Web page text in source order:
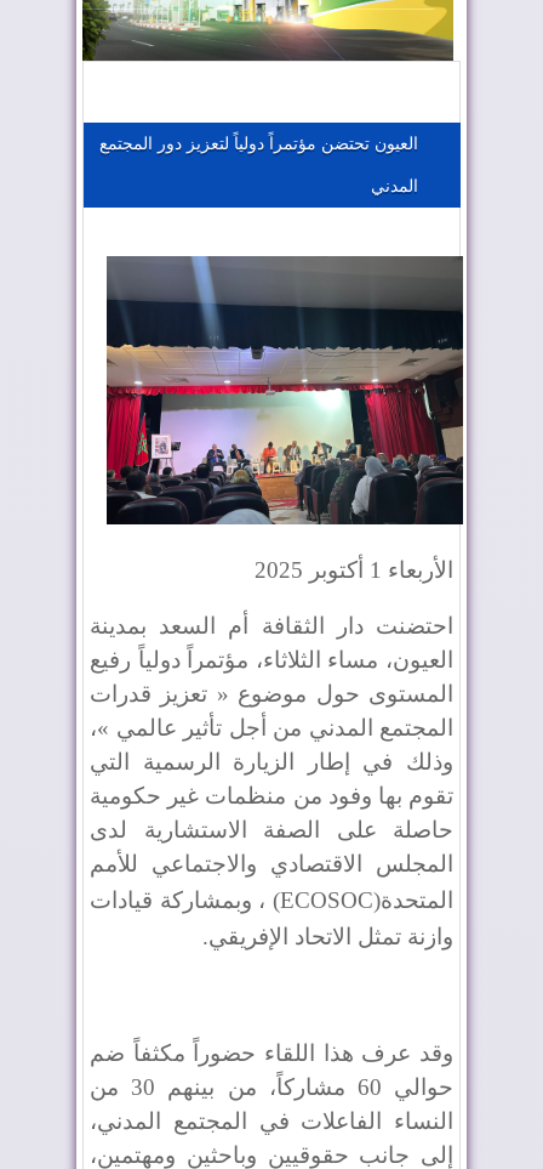
الجزائر تستسلم لفرنسا
العيون تحتضن مؤتمراً دولياً لتعزيز دور المجتمع
المدني
الأربعاء 1 أكتوبر 2025
احتضنت دار الثقافة أم السعد بمدينة
العيون، مساء الثلاثاء، مؤتمراً دولياً رفيع
المستوى حول موضوع « تعزيز قدرات
المجتمع المدني من أجل تأثير عالمي »،
وذلك في إطار الزيارة الرسمية التي
تقوم بها وفود من منظمات غير حكومية
حاصلة على الصفة الاستشارية لدى
المجلس الاقتصادي والاجتماعي للأمم
المتحدة(ECOSOC) ، وبمشاركة قيادات
وازنة تمثل الاتحاد الإفريقي.
وقد عرف هذا اللقاء حضوراً مكثفاً ضم
حوالي 60 مشاركاً، من بينهم 30 من
النساء الفاعلات في المجتمع المدني،
إلى جانب حقوقيين وباحثين ومهتمين،